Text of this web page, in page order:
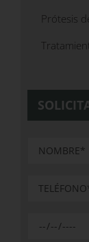
Prótesis